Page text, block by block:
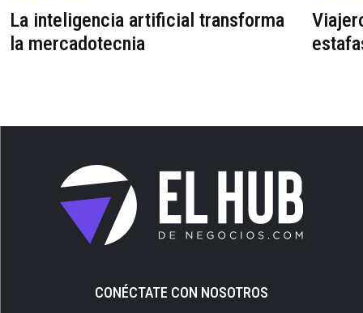
La inteligencia artificial transforma
la mercadotecnia
CONÉCTATE CON NOSOTROS